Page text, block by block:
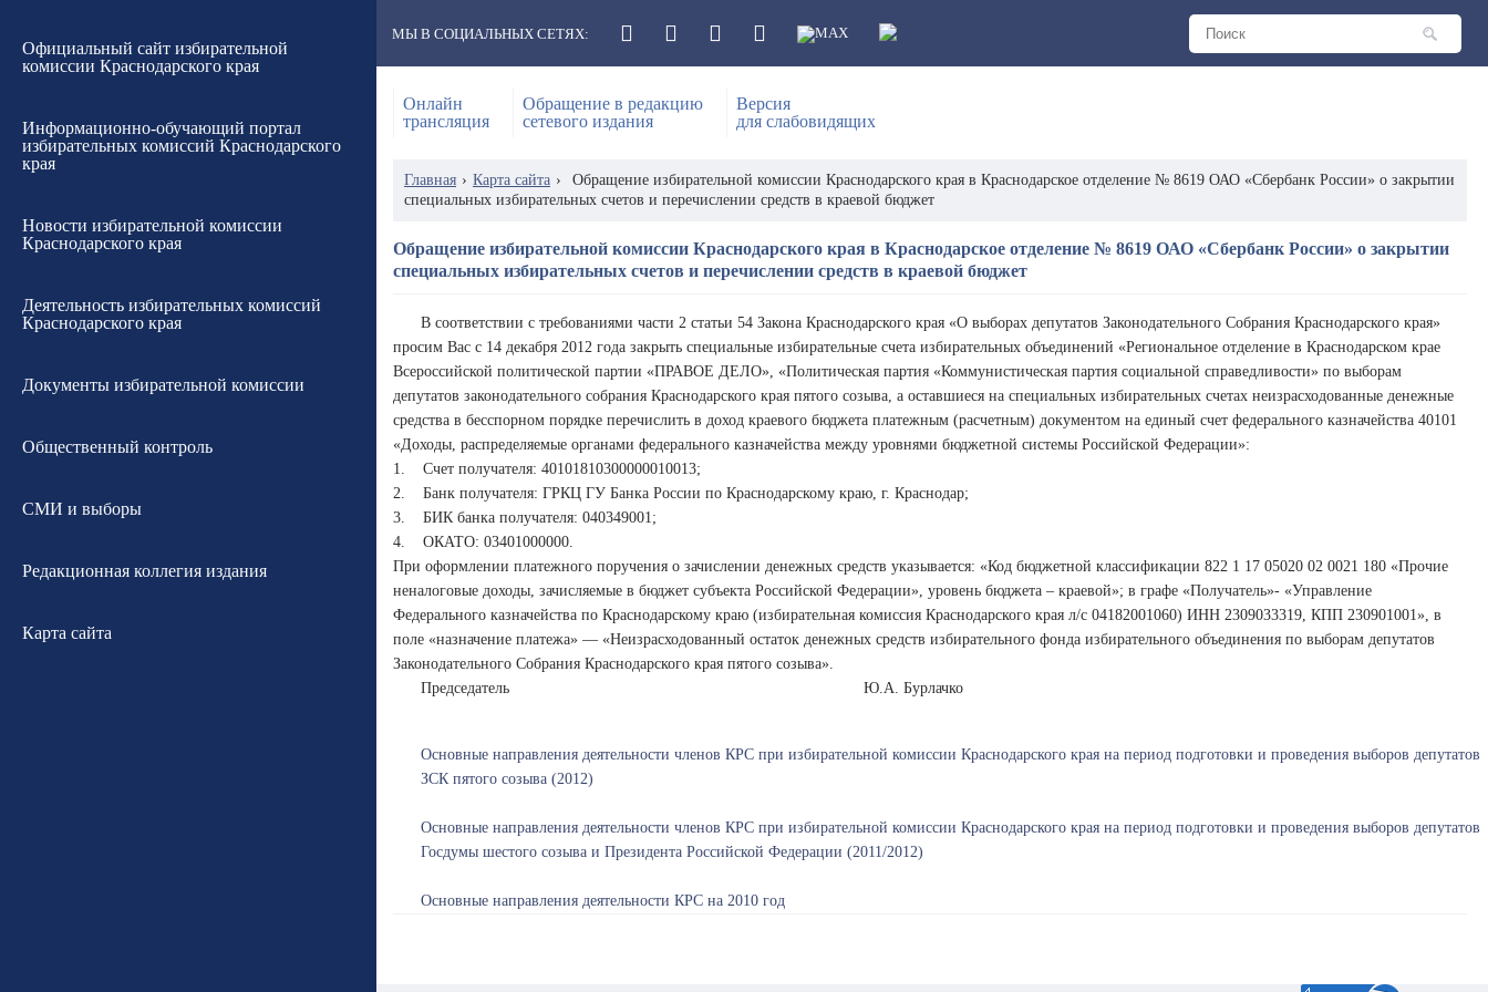
Официальный сайт избирательной
комиссии Краснодарского края
Информационно-обучающий портал
избирательных комиссий Краснодарского
края
Новости избирательной комиссии
Краснодарского края
Деятельность избирательных комиссий
Краснодарского края
Документы избирательной комиссии
Общественный контроль
СМИ и выборы
Редакционная коллегия издания
Карта сайта
МЫ В СОЦИАЛЬНЫХ СЕТЯХ:
Онлайн
трансляция
Обращение в редакцию
сетевого издания
Версия
для слабовидящих
Главная › Карта сайта ›
Обращение избирательной комиссии Краснодарского края в Краснодарское отделение № 8619 ОАО «Сбербанк России» о закрытии
специальных избирательных счетов и перечислении средств в краевой бюджет
Обращение избирательной комиссии Краснодарского края в Краснодарское отделение № 8619 ОАО «Сбербанк России» о закрытии
специальных избирательных счетов и перечислении средств в краевой бюджет
В соответствии с требованиями части 2 статьи 54 Закона Краснодарского края «О выборах депутатов Законодательного Собрания Краснодарского края»
просим Вас с 14 декабря 2012 года закрыть специальные избирательные счета избирательных объединений «Региональное отделение в Краснодарском крае
Всероссийской политической партии «ПРАВОЕ ДЕЛО», «Политическая партия «Коммунистическая партия социальной справедливости» по выборам
депутатов законодательного собрания Краснодарского края пятого созыва, а оставшиеся на специальных избирательных счетах неизрасходованные денежные
средства в бесспорном порядке перечислить в доход краевого бюджета платежным (расчетным) документом на единый счет федерального казначейства 40101
«Доходы, распределяемые органами федерального казначейства между уровнями бюджетной системы Российской Федерации»:
1. Счет получателя: 40101810300000010013;
2. Банк получателя: ГРКЦ ГУ Банка России по Краснодарскому краю, г. Краснодар;
3. БИК банка получателя: 040349001;
4. ОКАТО: 03401000000.
При оформлении платежного поручения о зачислении денежных средств указывается: «Код бюджетной классификации 822 1 17 05020 02 0021 180 «Прочие
неналоговые доходы, зачисляемые в бюджет субъекта Российской Федерации», уровень бюджета – краевой»; в графе «Получатель»- «Управление
Федерального казначейства по Краснодарскому краю (избирательная комиссия Краснодарского края л/с 04182001060) ИНН 2309033319, КПП 230901001», в
поле «назначение платежа» — «Неизрасходованный остаток денежных средств избирательного фонда избирательного объединения по выборам депутатов
Законодательного Собрания Краснодарского края пятого созыва».
Председатель Ю.А. Бурлачко
Основные направления деятельности членов КРС при избирательной комиссии Краснодарского края на период подготовки и проведения выборов депутатов
ЗСК пятого созыва (2012)
Основные направления деятельности членов КРС при избирательной комиссии Краснодарского края на период подготовки и проведения выборов депутатов
Госдумы шестого созыва и Президента Российской Федерации (2011/2012)
Основные направления деятельности КРС на 2010 год